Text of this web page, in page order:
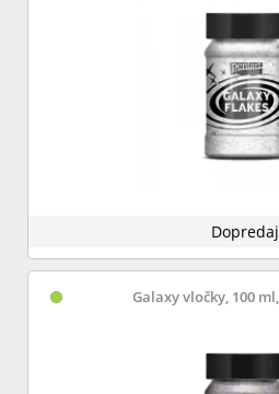
Dopredaj
Galaxy vločky, 100